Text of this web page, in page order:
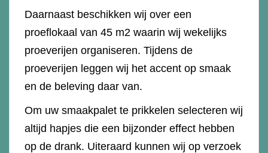
Daarnaast beschikken wij over een
proeflokaal van 45 m2 waarin wij wekelijks
proeverijen organiseren. Tijdens de
proeverijen leggen wij het accent op smaak
en de beleving daar van.
Om uw smaakpalet te prikkelen selecteren wij
altijd hapjes die een bijzonder effect hebben
op de drank. Uiteraard kunnen wij op verzoek